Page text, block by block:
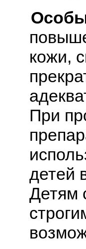
кожи,
При
детей
Детям